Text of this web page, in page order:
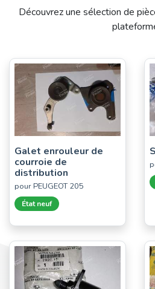
Découvrez une sélection de
Galet enrouleur de
courroie de
distribution
pour PEUGEOT 205
État neuf